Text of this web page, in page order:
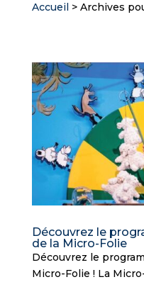
Accueil> Archives
Découvrez le
de la Micro-Folie
Découvrez le
Micro-Folie ! La